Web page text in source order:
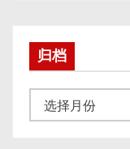
归档
档